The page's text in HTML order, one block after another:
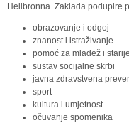
Heilbronna. Zaklada podupire
obrazovanje i odgoj
znanost i istraživanje
pomoć za mladež i
sustav socijalne skrbi
javna zdravstvena
sport
kultura i umjetnost
očuvanje spomenika